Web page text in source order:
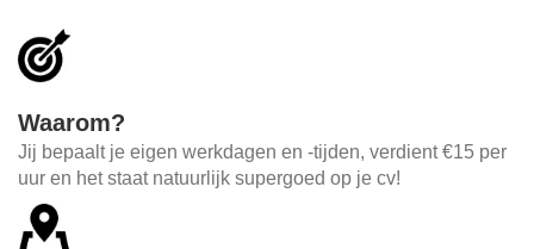
Waarom?
Jij bepaalt je eigen werkdagen en -tijden, verdient €15 per
uur en het staat natuurlijk supergoed op je cv!